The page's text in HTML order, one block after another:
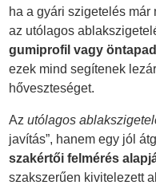
ha a gyári szigetelés már
az utólagos
gumiprofil vagy
ezek mind segítenek
hőveszteséget.
Azutólagos
javítás”, hanem egy jól
szakértői felmérés
szakszerűen kivitelezett